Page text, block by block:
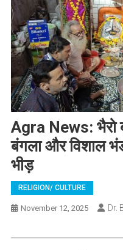
Agra News: भैरो
बंगला और विशाल
भीड़
RELIGION/ CULTURE
November 12, 2025 Dr.